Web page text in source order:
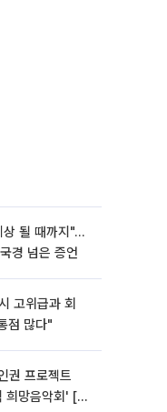
상 될 때까지"…
경 넘은 증언
고위급과 회
점 많다"
권 프로젝트
망음악회' [포